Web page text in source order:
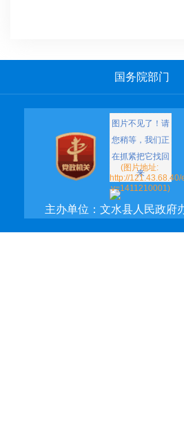
国务院部门
主办单位：文水县人民政府